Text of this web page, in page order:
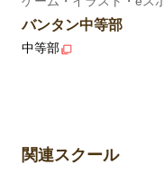
バンタン中等部
中等部
関連スクール